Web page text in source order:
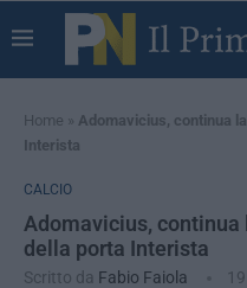
Home » Adomavicius, continua
Interista
CALCIO
Adomavicius,
della porta Interista
Scritto da Fabio Faiola